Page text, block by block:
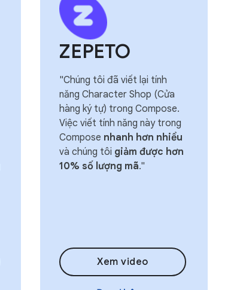
ZEPETO
"Chúng tôi đã viết lại tính
năng Character Shop (Cửa
hàng ký tự) trong Compose.
Việc viết tính năng này trong
Compose nhanh hơn nhiều
và chúng tôi giảm được hơn
10% số lượng mã."
Xem video